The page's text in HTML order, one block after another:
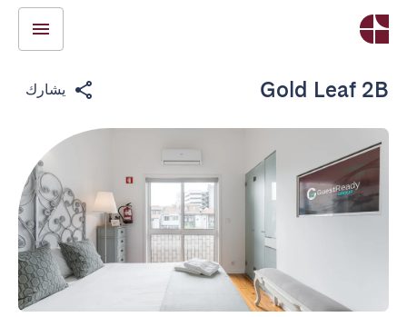
Gold Leaf 2B يشارك